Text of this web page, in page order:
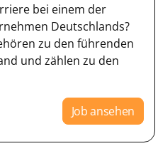
bei einem der
Deutschlands?
zu den führenden
und zählen zu den
Job ansehen